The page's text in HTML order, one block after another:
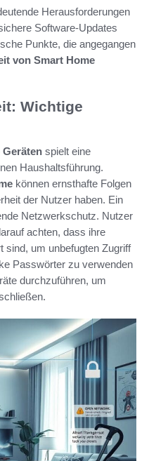
Herausforderungen
Software-Updates
Punkte, die angegangen
von Smart Home
Wichtige
spielt eine
Haushaltsführung.
können ernsthafte Folgen
der Nutzer haben. Ein
Netzwerkschutz. Nutzer
achten, dass ihre
sind, um unbefugten Zugriff
Passwörter zu verwenden
durchzuführen, um